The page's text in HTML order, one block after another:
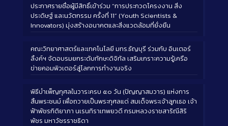
ประกาศรายชื่อผู้มีสิทธิ์เข้าร่วม “การประกวดโครงงาน สิ่ง
ประดิษฐ์ และนวัตกรรม ครั้งที่ 11” (Youth Scientists &
Innovators) มุ่งสร้างอนาคตและสิ่งแวดล้อมที่ยั่งยืน
คณะวิทยาศาสตร์และเทคโนโลยี มทร.ธัญบุรี ร่วมกับ อินเตอร์
ลิ้งค์ฯ จัดอบรมยกระดับทักษะดิจิทัล เสริมเกราะความรู้เครือ
ข่ายคอมพิวเตอร์สู่โลกการทำงานจริง
พิธีบำเพ็ญกุศลในวาระครบ ๕๐ วัน (ปัญญาสมวาร) แห่งการ
สิ้นพระชนม์ เพื่อถวายเป็นพระกุศลแด่ สมเด็จพระเจ้าลูกเธอ เจ้า
ฟ้าพัชรกิติยาภา นเรนทิราเทพยวดี กรมหลวงราชสาริณีสิริ
พัชร มหาวัชรราชธิดา